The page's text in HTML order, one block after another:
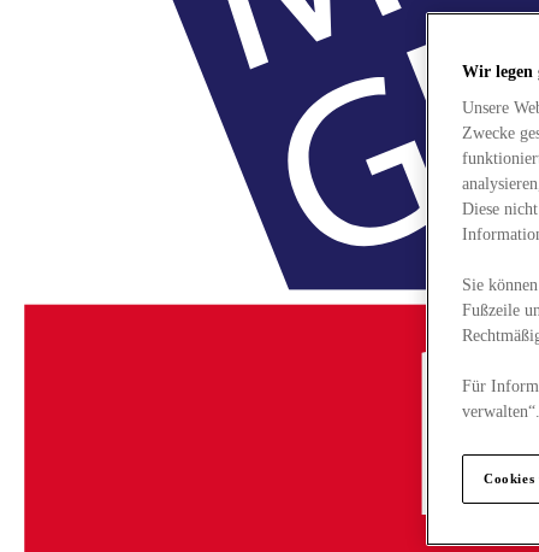
Wir legen
Unsere
Zwecke
Diese
Sie
Fußzeile
Für
verwalten“.
Cookies